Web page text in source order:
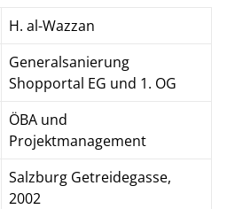
H. al-Wazzan
Generalsanierung
Shopportal EG und 1. OG
ÖBA und
Projektmanagement
Salzburg Getreidegasse,
2002